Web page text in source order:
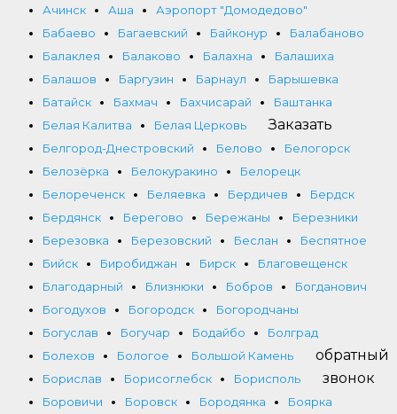
Ачинск
Аша
Аэропорт "Домодедово"
Бабаево
Багаевский Байконур
Балабаново
Балаклея
Балаково Балахна
Балашиха
Балашов
Баргузин Барнаул
Барышевка
Батайск
Бахмач Бахчисарай
Баштанка
Белая Калитва
Белая Церковь
Белгород-Днестровский
Белово
Белогорск
Белозёрка
Белокуракино
Белорецк
Белореченск
Беляевка Бердичев
Бердск
Бердянск
Берегово Бережаны
Березники
Березовка
Березовский Беслан
Беспятное
Бийск
Биробиджан Бирск
Благовещенск
Благодарный
Близнюки Бобров
Богданович
Богодухов
Богородск
Богородчаны
Богуслав
Богучар Бодайбо
Болград
Болехов
Бологое
Большой Камень
Борислав
Борисоглебск
Борисполь
Боровичи
Боровск Бородянка
Боярка
Заказать
обратный
звонок